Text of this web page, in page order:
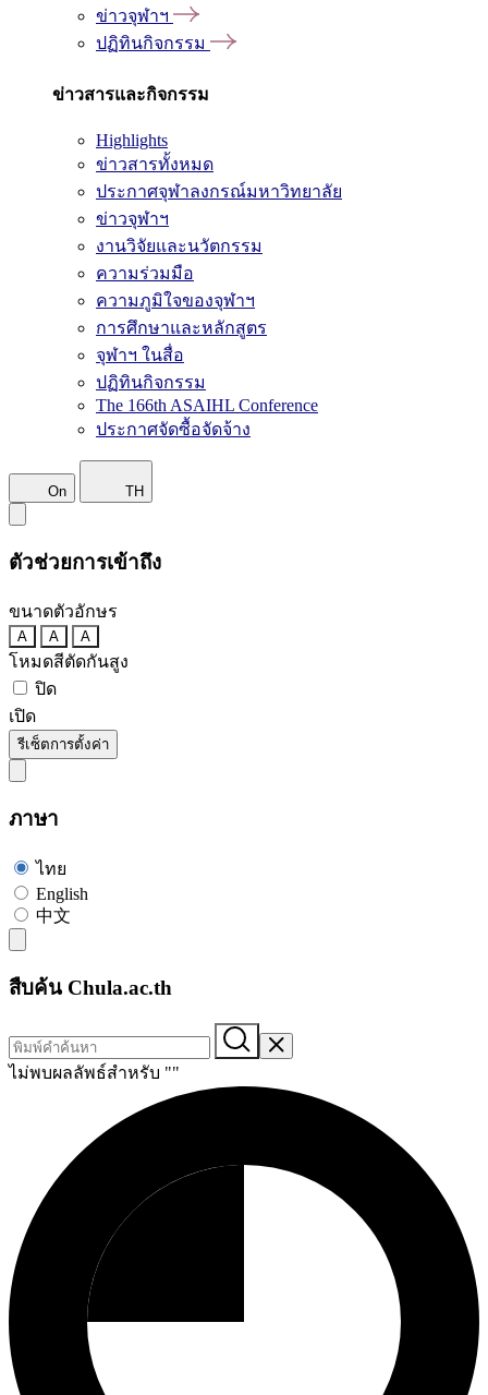
ข่าวจุฬาฯ
ปฏิทินกิจกรรม
ข่าวสารและกิจกรรม
Highlights
ข่าวสารทั้งหมด
ประกาศจุฬาลงกรณ์มหาวิทยาลัย
ข่าวจุฬาฯ
งานวิจัยและนวัตกรรม
ความร่วมมือ
ความภูมิใจของจุฬาฯ
การศึกษาและหลักสูตร
จุฬาฯ ในสื่อ
ปฏิทินกิจกรรม
The 166th ASAIHL Conference
ประกาศจัดซื้อจัดจ้าง
On TH
ตัวช่วยการเข้าถึง
ขนาดตัวอักษร
A A A
โหมดสีตัดกันสูง
ปิด
เปิด
รีเซ็ตการตั้งค่า
ภาษา
ไทย
English
中文
สืบค้น Chula.ac.th
ไม่พบผลลัพธ์สำหรับ ""